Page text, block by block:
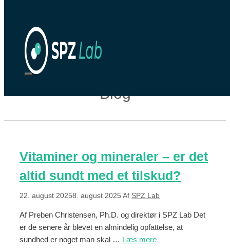
Hop til indhold
Blog
Vitaminer og mineraler – er det
altid sundt med et tilskud?
22. august 20258. august 2025 Af SPZ Lab
Af Preben Christensen, Ph.D. og direktør i SPZ Lab Det
er de senere år blevet en almindelig opfattelse, at
sundhed er noget man skal … Læs mere